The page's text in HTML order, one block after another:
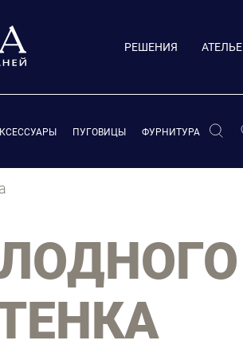
РЕШЕНИЯ АТЕЛЬЕ
ПУГОВИЦЫ ФУРНИТУРА